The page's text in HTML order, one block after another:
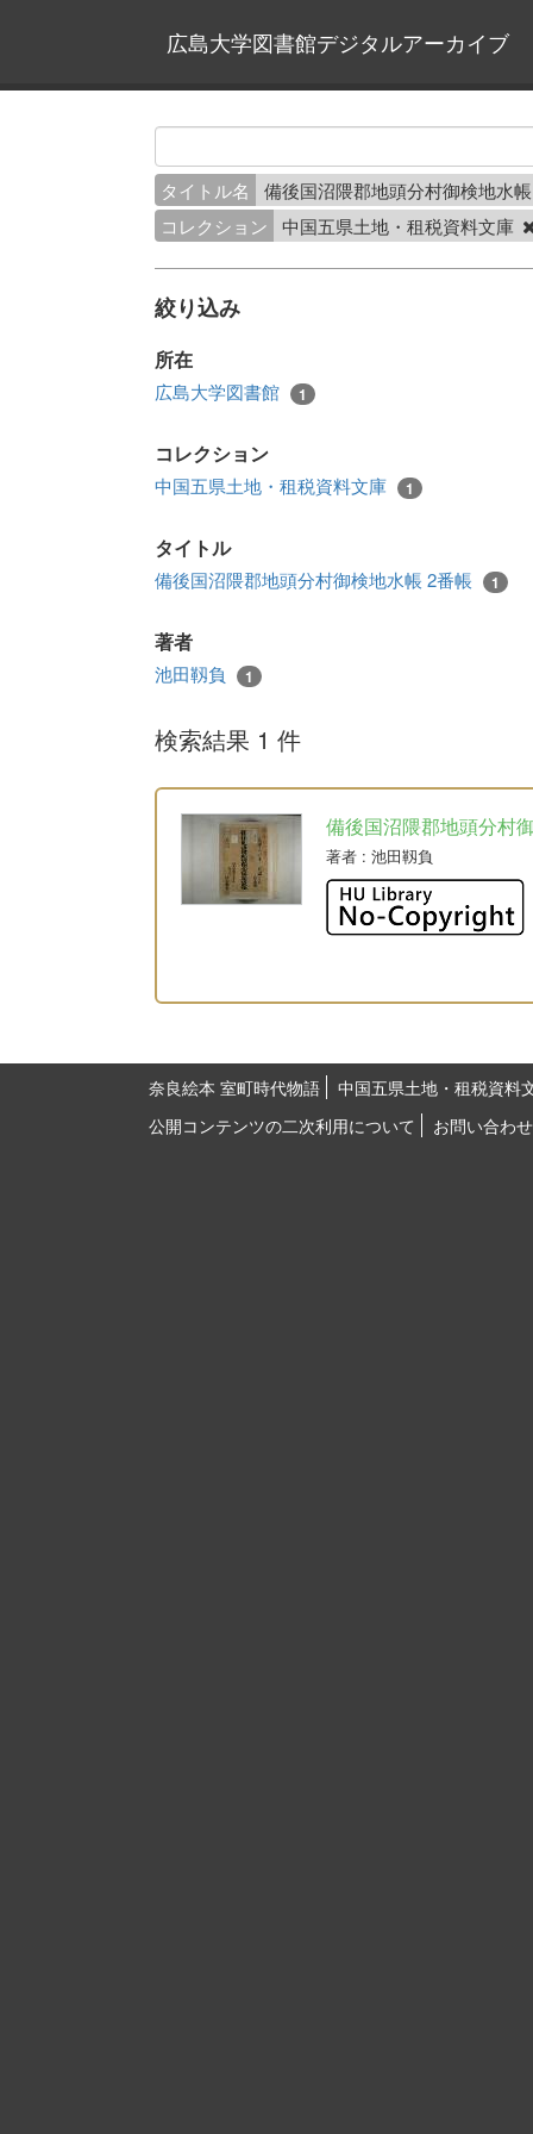
広島大学図書館デジタルアーカイブ
タイトル名
備後国沼隈郡地頭分村御検地水
コレクション
中国五県土地・租税資料文庫
絞り込み
所在
広島大学図書館 1
コレクション
中国五県土地・租税資料文庫 1
タイトル
備後国沼隈郡地頭分村御検地水帳 2番帳 1
著者
池田靱負 1
検索結果 1 件
備後国沼隈郡地頭分村
著者 : 池田靱負
奈良絵本 室町時代物語
中国五県土地・租税資料
公開コンテンツの二次利用について
お問い合わせ